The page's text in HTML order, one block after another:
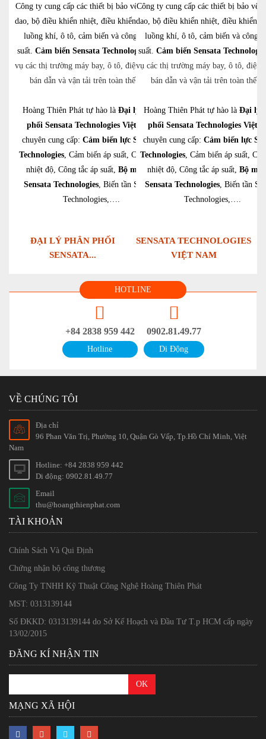
Công ty cung cấp các thiết bị bảo vệ pin, cầu
dao, bộ điều khiển nhiệt, điều khiển động cơ,
luồng khí, ô tô, cảm biến và công tắc áp
suất. Cảm biến Sensata Technologiesphục
vụ các thị trường máy bay, ô tô, điện tử, chất
bán dẫn và vận tải trên toàn thế giới.
Hoàng Thiên Phát tự hào là Đại lý phân
phối Sensata Technologies Việt Nam
chuyên cung cấp: Cảm biến lực Sensata
Technologies, Cảm biến áp suất, Cảm biến
nhiệt độ, Công tắc áp suất, Bộ mã hóa
Sensata Technologies, Biến tần Sensata
Technologies,….
ĐẠI LÝ PHÂN PHỐI
SENSATA...
Công ty cung cấp các thiết bị bảo vệ
dao, bộ điều khiển nhiệt, điều khiển
luồng khí, ô tô, cảm biến và công
suất. Cảm biến Sensata
vụ các thị trường máy bay, ô tô, điện
bán dẫn và vận tải trên toàn thế
Hoàng Thiên Phát tự hào là Đại lý
phối Sensata Technologies Việt
chuyên cung cấp: Cảm biến lực
Technologies, Cảm biến áp suất,
nhiệt độ, Công tắc áp suất, Bộ mã
Sensata Technologies, Biến tần
Technologies,….
SENSATA TECHNOLOGIES
VIỆT NAM
HOTLINE
+84 2838 959 442
Hotline
0902.81.49.77
Di Động
VỀ CHÚNG TÔI
Địa chỉ
96 Phan Văn Trị, Phường 10, Quận Gò Vấp, Tp.Hồ Chí Minh, Việt
Nam
Hotline: +84 2838 959 442
Di động: 0902.81.49.77
Email
thu@hoangthienphat.com
TÀI KHOẢN
Chính Sách Và Qui Định
Chứng nhận bộ công thương
Công Ty TNHH Kỹ Thuật Công Nghệ Hoàng Thiên Phát
MST: 0313139144
Số ĐKKD: 0313139144 do Sở Kế Hoạch và Đầu Tư T.p HCM cấp ngày
13/02/2015
ĐĂNG KÍ NHẬN TIN
MẠNG XÃ HỘI